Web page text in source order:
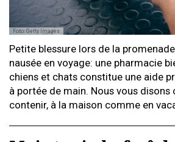
Foto: Getty Images
Petite blessure lors de la
nausée en voyage: une pharmacie
chiens et chats constitue une aide
à portée de main. Nous vous disons
contenir, à la maison comme en